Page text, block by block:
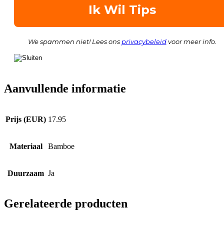
We spammen niet! Lees ons privacybeleidvoor meer info.
Aanvullende informatie
Prijs (EUR) 17.95
Materiaal Bamboe
Duurzaam Ja
Gerelateerde producten